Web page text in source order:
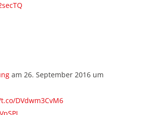
am 26. September 2016 um
DVdwm3CvM6